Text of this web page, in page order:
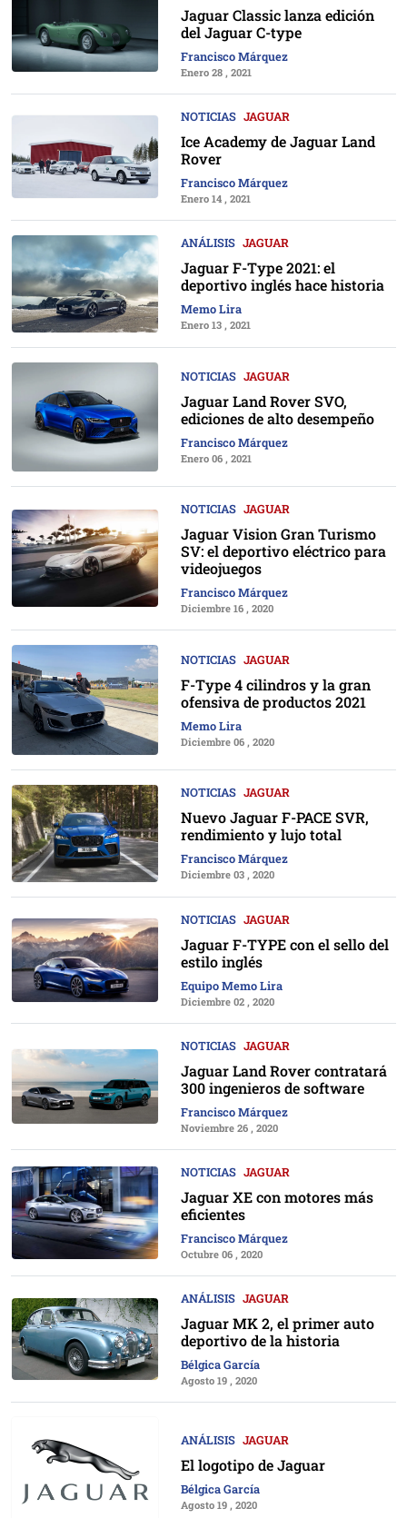
Jaguar Classic lanza edición
del Jaguar C-type
Francisco Márquez
Enero 28 , 2021
NOTICIAS JAGUAR
Ice Academy de Jaguar Land
Rover
Francisco Márquez
Enero 14 , 2021
ANÁLISIS JAGUAR
Jaguar F-Type 2021: el
deportivo inglés hace historia
Memo Lira
Enero 13 , 2021
NOTICIAS JAGUAR
Jaguar Land Rover SVO,
ediciones de alto desempeño
Francisco Márquez
Enero 06 , 2021
NOTICIAS JAGUAR
Jaguar Vision Gran Turismo
SV: el deportivo eléctrico para
videojuegos
Francisco Márquez
Diciembre 16 , 2020
NOTICIAS JAGUAR
F-Type 4 cilindros y la gran
ofensiva de productos 2021
Memo Lira
Diciembre 06 , 2020
NOTICIAS JAGUAR
Nuevo Jaguar F-PACE SVR,
rendimiento y lujo total
Francisco Márquez
Diciembre 03 , 2020
NOTICIAS JAGUAR
Jaguar F-TYPE con el sello del
estilo inglés
Equipo Memo Lira
Diciembre 02 , 2020
NOTICIAS JAGUAR
Jaguar Land Rover contratará
300 ingenieros de software
Francisco Márquez
Noviembre 26 , 2020
NOTICIAS JAGUAR
Jaguar XE con motores más
eficientes
Francisco Márquez
Octubre 06 , 2020
ANÁLISIS JAGUAR
Jaguar MK 2, el primer auto
deportivo de la historia
Bélgica García
Agosto 19 , 2020
ANÁLISIS JAGUAR
El logotipo de Jaguar
Bélgica García
Agosto 19 , 2020